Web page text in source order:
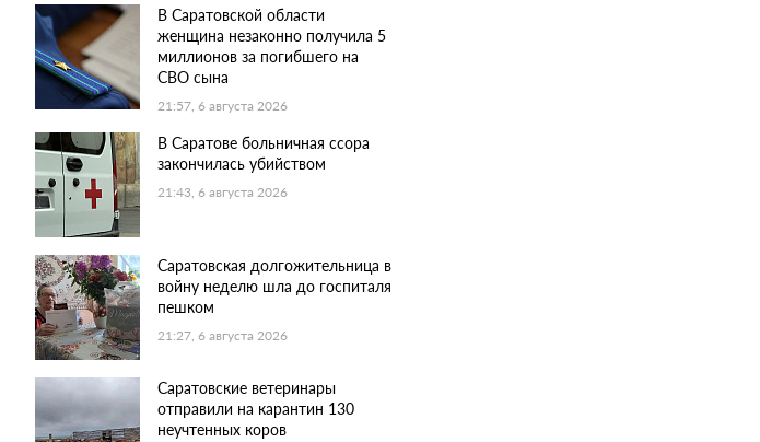
В Саратовской области
женщина незаконно получила 5
миллионов за погибшего на
СВО сына
21:57, 6 августа 2026
В Саратове больничная ссора
закончилась убийством
21:43, 6 августа 2026
Саратовская долгожительница в
войну неделю шла до госпиталя
пешком
21:27, 6 августа 2026
Саратовские ветеринары
отправили на карантин 130
неучтенных коров